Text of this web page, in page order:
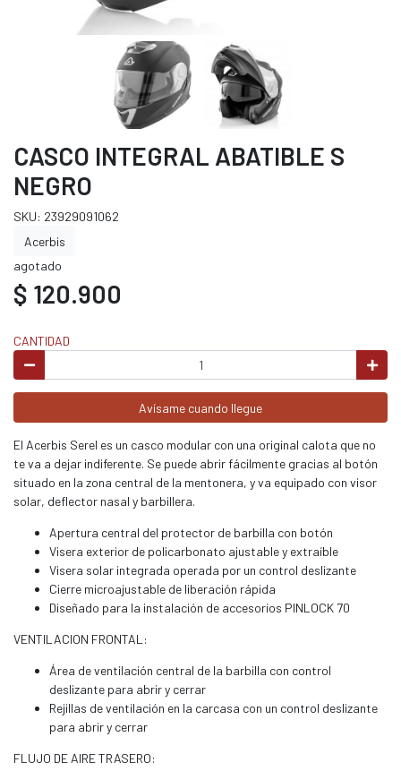
CASCO INTEGRAL ABATIBLE S
NEGRO
SKU: 23929091062
Acerbis
agotado
$ 120.900
CANTIDAD
Avísame cuando llegue
El Acerbis Serel es un casco modular con una original calota que no
te va a dejar indiferente. Se puede abrir fácilmente gracias al botón
situado en la zona central de la mentonera, y va equipado con visor
solar, deflector nasal y barbillera.
Apertura central del protector de barbilla con botón
Visera exterior de policarbonato ajustable y extraíble
Visera solar integrada operada por un control deslizante
Cierre microajustable de liberación rápida
Diseñado para la instalación de accesorios PINLOCK 70
VENTILACION FRONTAL:
Área de ventilación central de la barbilla con control
deslizante para abrir y cerrar
Rejillas de ventilación en la carcasa con un control deslizante
para abrir y cerrar
FLUJO DE AIRE TRASERO: